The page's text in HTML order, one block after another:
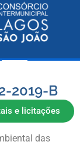
2019-B
e licitações
das